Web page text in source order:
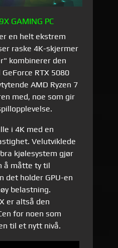
GAMING PC
en helt ekstrem
raske 4K-skjermer
kombinerer den
RTX 5080
AMD Ryzen 7
med, noe som gir
i 4K med en
Velutviklede
kjølesystem gjør
å måtte ty til
det holder GPU-en
belastning.
er altså den
for noen som
til et nytt nivå.